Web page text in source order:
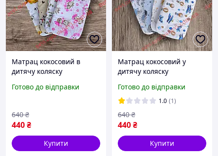
Матрац кокосовий в
дитячу коляску
Готово до відправки
440₴
640 ₴
Купити
Матрац кокосовий у
дитячу коляску
Готово до відправки
1.0 (1)
440₴
640 ₴
Купити